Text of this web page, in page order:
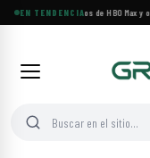
EN TENDENCIA
Principales estrenos de HBO Max y